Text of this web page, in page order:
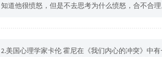
知道他很愤怒，但是不去思考为什么愤怒，合不合理
2.美国心理学家卡伦 霍尼在《我们内心的冲突》中